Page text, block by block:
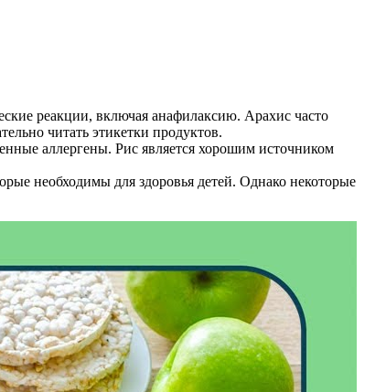
реакции, включая анафилаксию. Арахис часто
читать этикетки продуктов.
аллергены. Рис является хорошим источником
необходимы для здоровья детей. Однако некоторые